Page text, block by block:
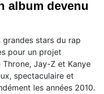
album devenu
grandes stars du rap
pour un projet
Jay-Z et Kanye
spectaculaire et
les années 2010.